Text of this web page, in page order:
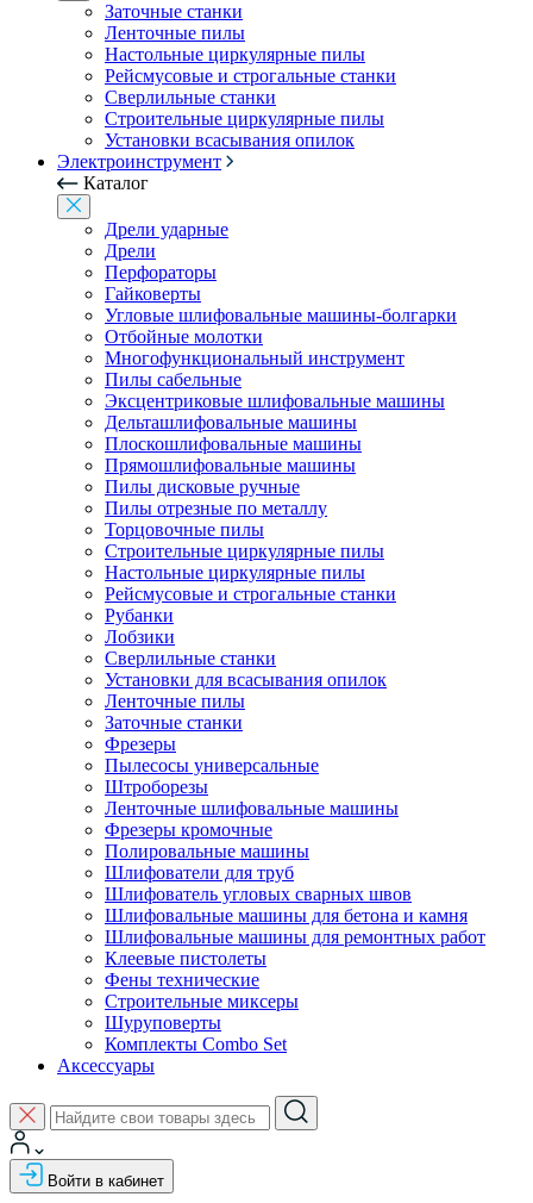
Заточные станки
Ленточные пилы
Настольные циркулярные пилы
Рейсмусовые и строгальные станки
Сверлильные станки
Строительные циркулярные пилы
Установки всасывания опилок
Электроинструмент
Каталог
Дрели ударные
Дрели
Перфораторы
Гайковерты
Угловые шлифовальные машины-болгарки
Отбойные молотки
Многофункциональный инструмент
Пилы сабельные
Эксцентриковые шлифовальные машины
Дельташлифовальные машины
Плоскошлифовальные машины
Прямошлифовальные машины
Пилы дисковые ручные
Пилы отрезные по металлу
Торцовочные пилы
Строительные циркулярные пилы
Настольные циркулярные пилы
Рейсмусовые и строгальные станки
Рубанки
Лобзики
Сверлильные станки
Установки для всасывания опилок
Ленточные пилы
Заточные станки
Фрезеры
Пылесосы универсальные
Штроборезы
Ленточные шлифовальные машины
Фрезеры кромочные
Полировальные машины
Шлифователи для труб
Шлифователь угловых сварных швов
Шлифовальные машины для бетона и камня
Шлифовальные машины для ремонтных работ
Клеевые пистолеты
Фены технические
Строительные миксеры
Шуруповерты
Комплекты Combo Set
Аксессуары
Войти в кабинет